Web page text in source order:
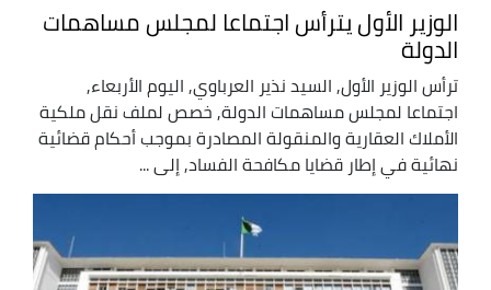
الوزير الأول يترأس اجتماعا لمجلس مساهمات
الدولة
ترأس الوزير الأول, السيد نذير العرباوي, اليوم الأربعاء,
اجتماعا لمجلس مساهمات الدولة, خصص لملف نقل ملكية
الأملاك العقارية والمنقولة المصادرة بموجب أحكام قضائية
نهائية في إطار قضايا مكافحة الفساد, إلى ...